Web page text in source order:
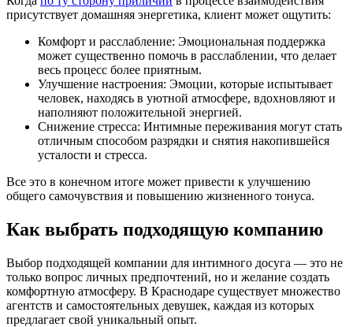
присутствует домашняя энергетика, клиент может ощутить:
Комфорт и расслабление: Эмоциональная поддержка
может существенно помочь в расслаблении, что делает
весь процесс более приятным.
Улучшение настроения: Эмоции, которые испытывает
человек, находясь в уютной атмосфере, вдохновляют и
наполняют положительной энергией.
Снижение стресса: Интимные переживания могут стать
отличным способом разрядки и снятия накопившейся
усталости и стресса.
Все это в конечном итоге может привести к улучшению
общего самочувствия и повышению жизненного тонуса.
Как выбрать подходящую компанию
Выбор подходящей компании для интимного досуга — это не
только вопрос личных предпочтений, но и желание создать
комфортную атмосферу. В Краснодаре существует множество
агентств и самостоятельных девушек, каждая из которых
предлагает свой уникальный опыт.